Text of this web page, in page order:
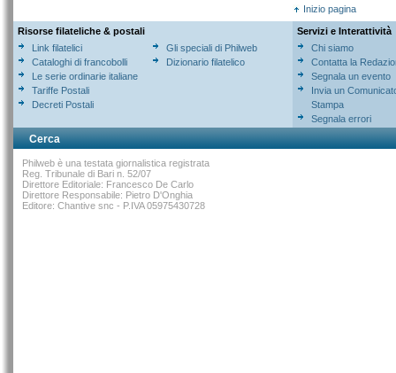
Inizio pagina
Risorse filateliche & postali
Link filatelici
Cataloghi di francobolli
Le serie ordinarie italiane
Tariffe Postali
Decreti Postali
Gli speciali di Philweb
Dizionario filatelico
Servizi e Interattività
Chi siamo
Contatta la
Segnala un evento
Invia un
Stampa
Segnala errori
Cerca
Philweb è una testata giornalistica registrata
Reg. Tribunale di Bari n. 52/07
Direttore Editoriale: Francesco De Carlo
Direttore Responsabile: Pietro D'Onghia
Editore: Chantive snc - P.IVA 05975430728